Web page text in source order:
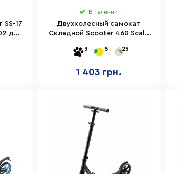
17
до
В наличии
Двухколесный самокат
Складной Scooter 460 Scale
3 5 25
1 403 грн.